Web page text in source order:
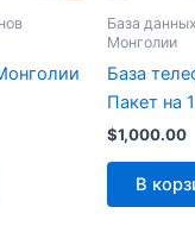
База
Монголии
База
Пакет на
$1,000.00
В